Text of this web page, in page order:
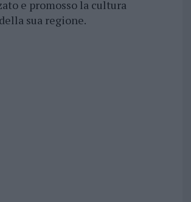
e promosso la cultura
sua regione.